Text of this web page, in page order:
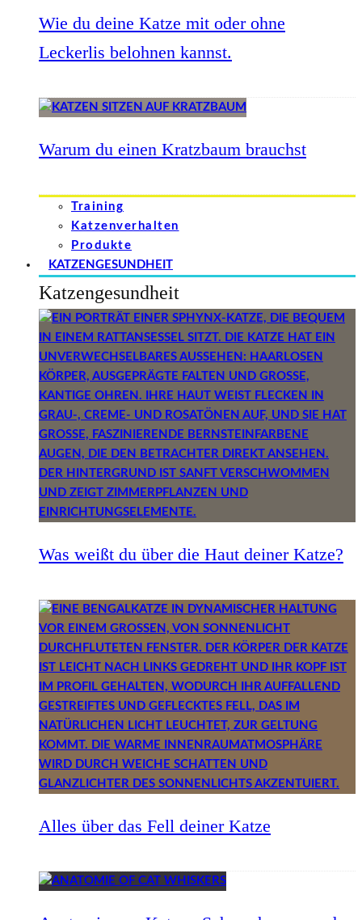
Wie du deine Katze mit oder ohne
Leckerlis belohnen kannst.
Warum du einen Kratzbaum brauchst
Training
Katzenverhalten
Produkte
KATZENGESUNDHEIT
Katzengesundheit
Was weißt du über die Haut deiner Katze?
Alles über das Fell deiner Katze